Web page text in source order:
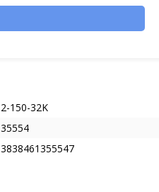
2-150-32K
35554
3838461355547